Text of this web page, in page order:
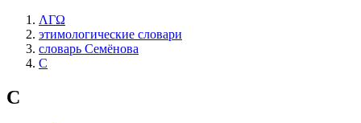
ΛΓΩ
этимологические словари
словарь Семёнова
С
С